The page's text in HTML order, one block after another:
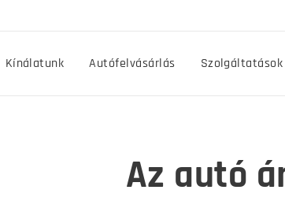
Kínálatunk Autófelvásárlás Szolgáltatások
Az autó